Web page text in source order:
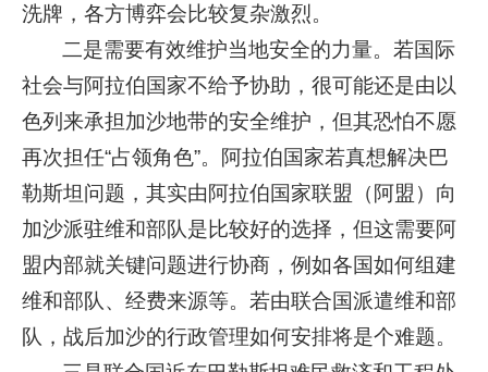
洗牌，各方博弈会比较复杂激烈。
二是需要有效维护当地安全的力量。若国际
社会与阿拉伯国家不给予协助，很可能还是由以
色列来承担加沙地带的安全维护，但其恐怕不愿
再次担任“占领角色”。阿拉伯国家若真想解决巴
勒斯坦问题，其实由阿拉伯国家联盟（阿盟）向
加沙派驻维和部队是比较好的选择，但这需要阿
盟内部就关键问题进行协商，例如各国如何组建
维和部队、经费来源等。若由联合国派遣维和部
队，战后加沙的行政管理如何安排将是个难题。